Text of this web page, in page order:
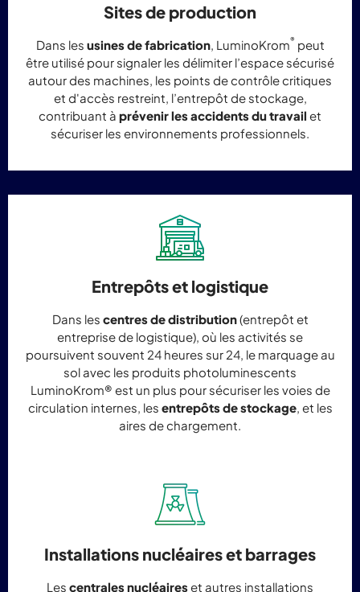
Sites de production
Dans les usines de fabrication, LuminoKrom®peut
être utilisé pour signaler les délimiter l’espace sécurisé
autour des machines, les points de contrôle critiques
et d'accès restreint, l’entrepôt de stockage,
contribuant à prévenir les accidents du travail et
sécuriser les environnements professionnels.
Entrepôts et logistique
Dans les centres de distribution(entrepôt et
entreprise de logistique), où les activités se
poursuivent souvent 24 heures sur 24, le marquage au
sol avec les produits photoluminescents
LuminoKrom® est un plus pour sécuriser les voies de
circulation internes, les entrepôts de stockage, et les
aires de chargement.
Installations nucléaires et barrages
Les centrales nucléaireset autres installations